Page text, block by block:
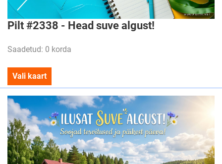
Pilt #2338 - Head suve algust!
Saadetud: 0 korda
Vali kaart